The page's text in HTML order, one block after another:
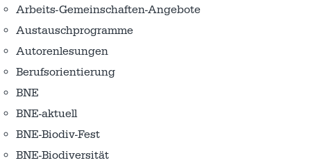
Arbeits-Gemeinschaften-Angebote
Austausch­programme
Autorenlesungen
Berufsorientierung
BNE
BNE-aktuell
BNE-Biodiv-Fest
BNE-Biodiversität